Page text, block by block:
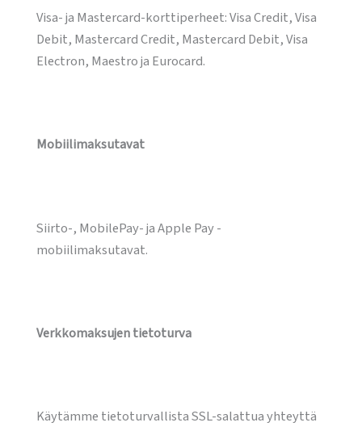
Visa- ja Mastercard-korttiperheet: Visa Credit, Visa
Debit, Mastercard Credit, Mastercard Debit, Visa
Electron, Maestro ja Eurocard.
Mobiilimaksutavat
Siirto-, MobilePay- ja Apple Pay -
mobiilimaksutavat.
Verkkomaksujen tietoturva
Käytämme tietoturvallista SSL-salattua yhteyttä